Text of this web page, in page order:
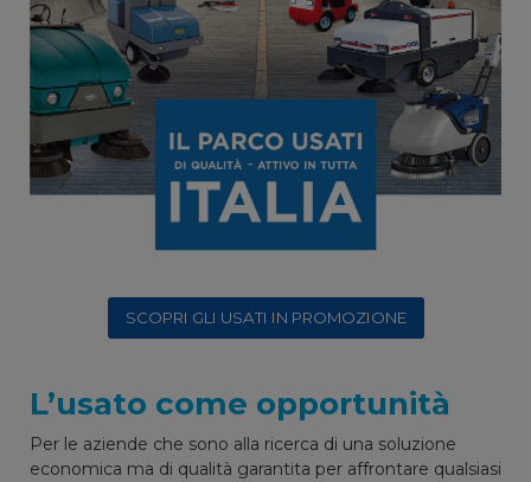
SCOPRI GLI USATI IN PROMOZIONE
L’usato come opportunità
Per le aziende che sono alla ricerca di una soluzione
economica ma di qualità garantita per affrontare qualsiasi